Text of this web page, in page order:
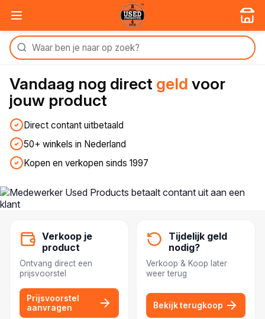
Vandaag nog direct geld voor
jouw product
Direct contant uitbetaald
50+ winkels in Nederland
Kopen en verkopen sinds 1997
Verkoop je
product
Ontvang direct een
prijsvoorstel
Prijsvoorstel
aanvragen
Tijdelijk geld
nodig?
Verkoop & Koop later
weer terug
Bekijk terugkoop